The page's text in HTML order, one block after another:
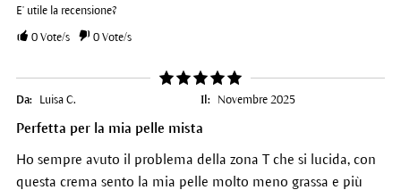
E' utile la recensione?
0Vote/s 0Vote/s
Da: Luisa C. Il: Novembre 2025
Perfetta per la mia pelle mista
Ho sempre avuto il problema della zona T che si lucida, con
questa crema sento la mia pelle molto meno grassa e più